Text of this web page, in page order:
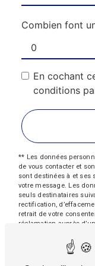
Combien font
En cochant
conditions
** Les données
de vous contacter et
sont destinées à et ses
votre message. Les
seuls destinataires
rectification,
retrait de votre
réclamation auprès
sort de vos données
voie postale à
justificatif d'identité
données pendant la